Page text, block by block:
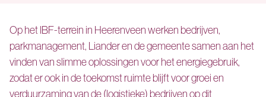
Op het IBF-terrein in Heerenveen werken bedrijven,
parkmanagement, Liander en de gemeente samen aan het
vinden van slimme oplossingen voor het energiegebruik,
zodat er ook in de toekomst ruimte blijft voor groei en
verduurzaming van de (logistieke) bedrijven op dit